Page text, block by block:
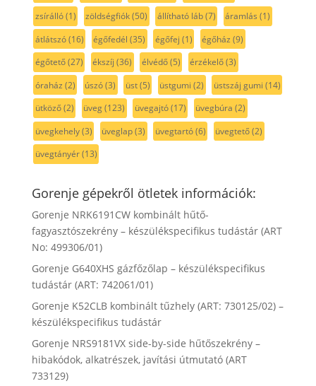
zsírálló(1) zöldségfiók(50) állítható láb(7) áramlás (1)
átlátszó(16) égőfedél (35) égőfej (1) égőház (9)
égőtető(27) ékszíj (36) élvédő(5) érzékelő(3)
óraház (2) úszó(3) üst(5) üstgumi (2) üstszáj gumi (14)
ütköző(2) üveg(123) üvegajtó(17) üvegbúra (2)
üvegkehely(3) üveglap(3) üvegtartó(6) üvegtető(2)
üvegtányér(13)
Gorenje gépekről ötletek információk:
Gorenje NRK6191CW kombinált hűtő-
fagyasztószekrény – készülékspecifikus tudástár (ART
No: 499306/01)
Gorenje G640XHS gázfőzőlap – készülékspecifikus
tudástár (ART: 742061/01)
Gorenje K52CLB kombinált tűzhely (ART: 730125/02) –
készülékspecifikus tudástár
Gorenje NRS9181VX side-by-side hűtőszekrény –
hibakódok, alkatrészek, javítási útmutató (ART
733129)